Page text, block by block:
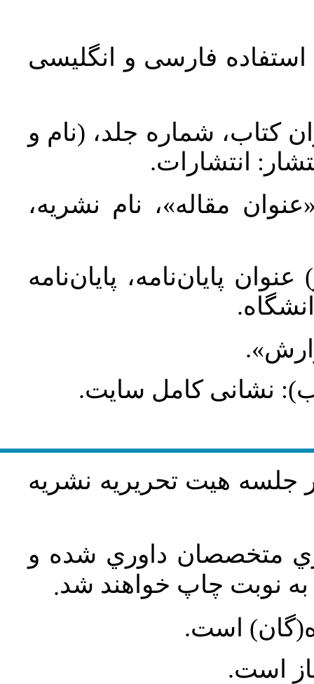
استفاده فارسی و انگلیسی
کتاب، شماره جلد، (نام و
انتشارات.
مقاله»، نام نشریه،
پایان‌نامه، پایان‌نامه
نشانی کامل سایت.
جلسه هيت تحريريه نشريه
متخصصان داوري شده و
نوبت چاپ خواهند شد.
است.
است.